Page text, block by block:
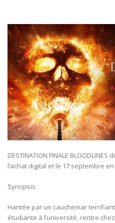
DESTINATION FINALE
l’achat digital et le 17 septembre
Synopsis
Hantée par un cauchemar
étudiante à l’université, rentre